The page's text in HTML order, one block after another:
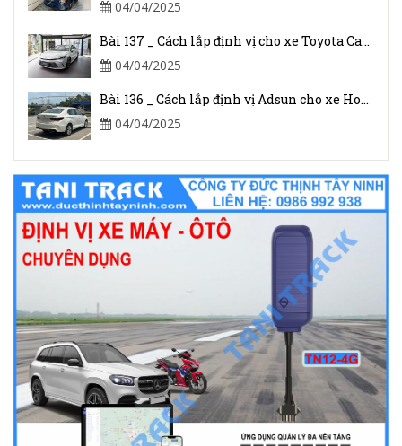
04/04/2025
Bài 137 _ Cách lắp định vị cho xe Toyota Camry 2025
04/04/2025
Bài 136 _ Cách lắp định vị Adsun cho xe Honda Civic I-VTEC
04/04/2025